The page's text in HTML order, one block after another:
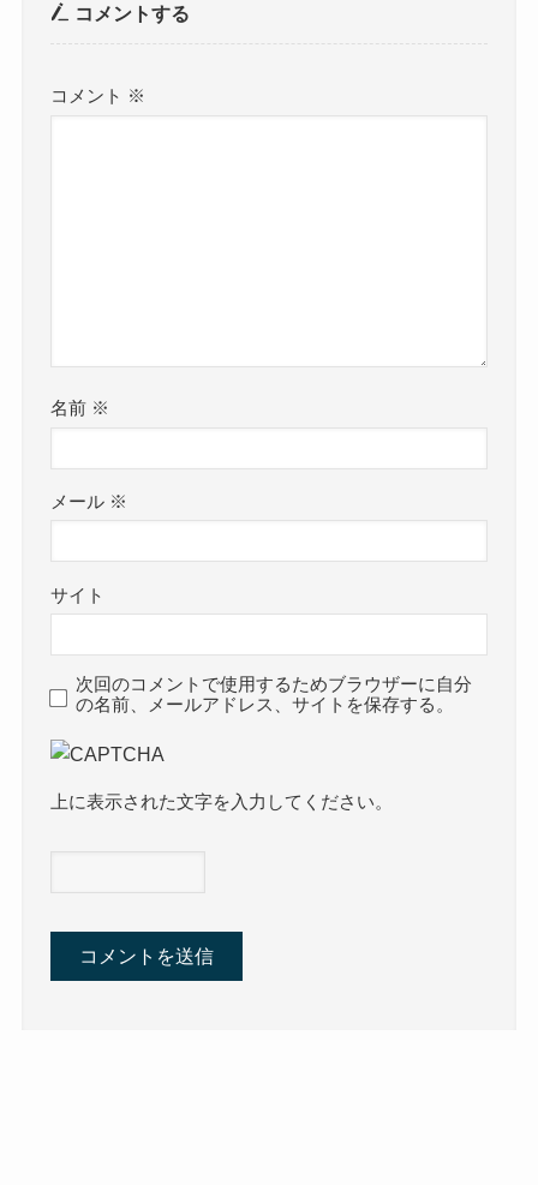
コメントする
コメント ※
名前 ※
メール ※
サイト
次回のコメントで使用するためブラウザーに自分
の名前、メールアドレス、サイトを保存する。
上に表示された文字を入力してください。